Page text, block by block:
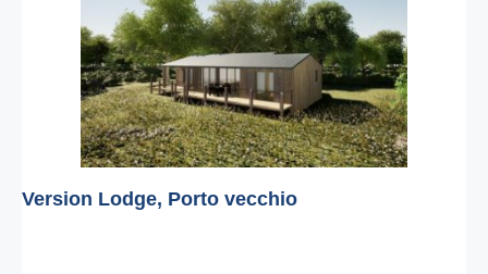
Version Lodge, Porto vecchio